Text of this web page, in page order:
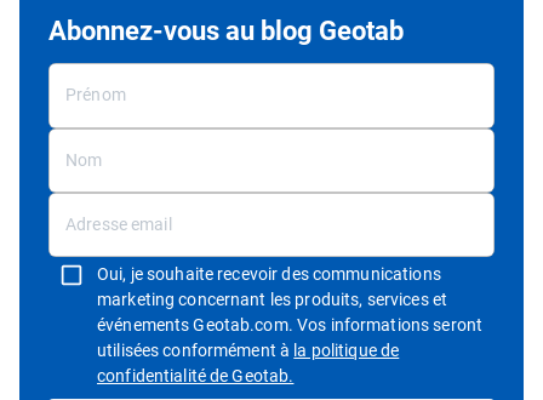
Abonnez-vous au blog Geotab
Oui, je souhaite recevoir des communications
marketing concernant les produits, services et
événements Geotab.com. Vos informations seront
utilisées conformément à la politique de
confidentialité de Geotab.